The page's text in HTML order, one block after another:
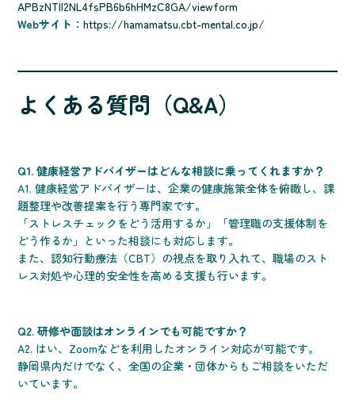
APBzNTll2NL4fsPB6b6hHMzC8GA/viewform
Webサイト ：https://hamamatsu.cbt-mental.co.jp/
よくある質問（Q&A）
Q1. 健康経営アドバイザーはどんな相談に乗ってくれますか？
A1. 健康経営アドバイザーは、企業の健康施策全体を俯瞰し、課
題整理や改善提案を行う専門家です。
「ストレスチェックをどう活用するか」「管理職の支援体制を
どう作るか」といった相談にも対応します。
また、認知行動療法（CBT）の視点を取り入れて、職場のスト
レス対処や心理的安全性を高める支援も行います。
Q2. 研修や面談はオンラインでも可能ですか？
A2. はい、Zoomなどを利用したオンライン対応が可能です。
静岡県内だけでなく、全国の企業・団体からもご相談をいただ
いています。